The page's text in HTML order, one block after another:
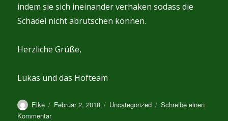
indem sie sich ineinander verhaken sodass die
Schädel nicht abrutschen können.
Herzliche Grüße,
Lukas und das Hofteam
Autor
Elke
Veröffentlicht
Februar 2, 2018 Kategorien
Uncategorized
Schreibe einen
Kommentarzu